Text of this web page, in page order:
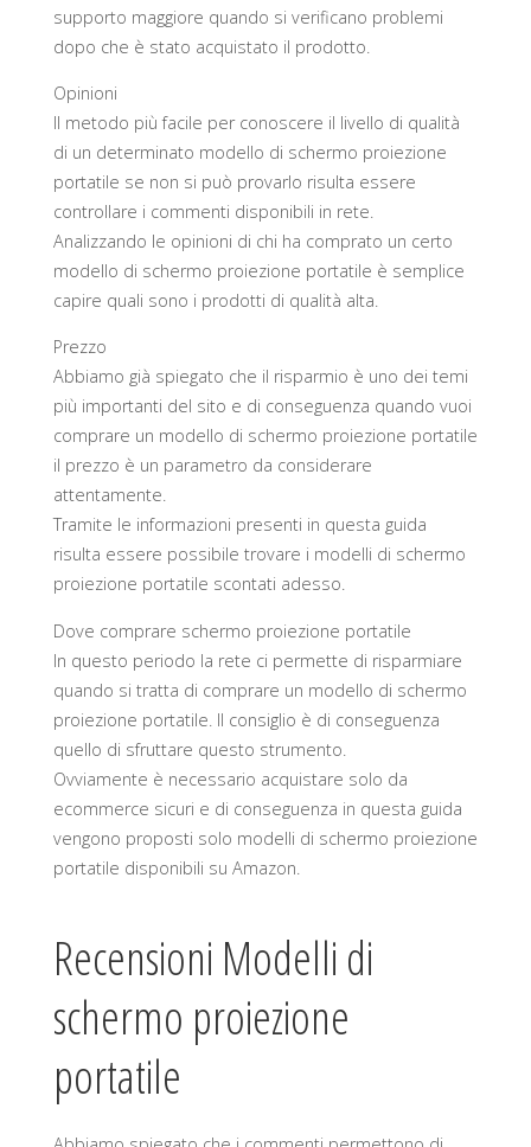
supporto maggiore quando si verificano problemi
dopo che è stato acquistato il prodotto.
Opinioni
Il metodo più facile per conoscere il livello di qualità
di un determinato modello di schermo proiezione
portatile se non si può provarlo risulta essere
controllare i commenti disponibili in rete.
Analizzando le opinioni di chi ha comprato un certo
modello di schermo proiezione portatile è semplice
capire quali sono i prodotti di qualità alta.
Prezzo
Abbiamo già spiegato che il risparmio è uno dei temi
più importanti del sito e di conseguenza quando vuoi
comprare un modello di schermo proiezione portatile
il prezzo è un parametro da considerare
attentamente.
Tramite le informazioni presenti in questa guida
risulta essere possibile trovare i modelli di schermo
proiezione portatile scontati adesso.
Dove comprare schermo proiezione portatile
In questo periodo la rete ci permette di risparmiare
quando si tratta di comprare un modello di schermo
proiezione portatile. Il consiglio è di conseguenza
quello di sfruttare questo strumento.
Ovviamente è necessario acquistare solo da
ecommerce sicuri e di conseguenza in questa guida
vengono proposti solo modelli di schermo proiezione
portatile disponibili su Amazon.
Recensioni Modelli di
schermo proiezione
portatile